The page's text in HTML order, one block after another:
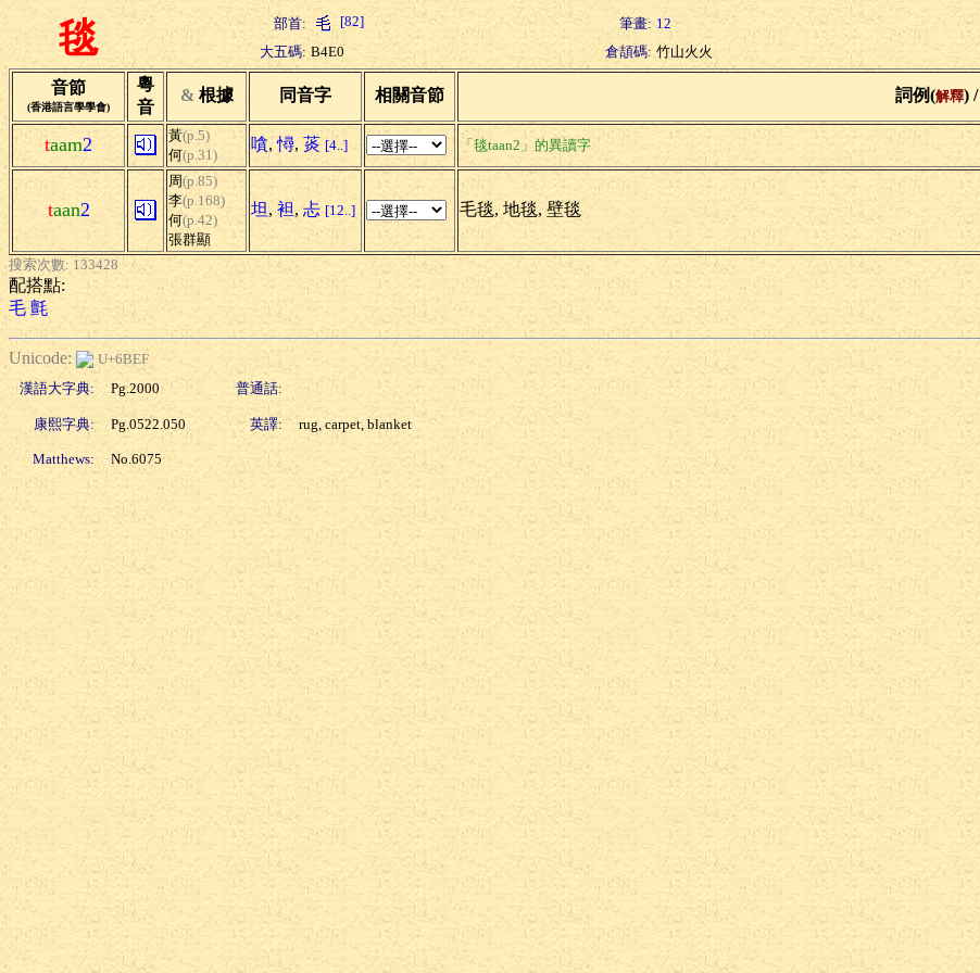
毯 部首: [82] 筆畫: 12
大五碼: B4E0 倉頡碼: 竹山火火
音節
(香港語言學學會)
粵
音
& 根據 同音字 相關音節 詞例(解釋) /
taam2 黃(p.5)
何(p.31)
嗿,憳, 菼 [4..] 「毯taan2」的異讀字
taan2
周(p.85)
李(p.168)
何(p.42)
張群顯
坦, 袒, 忐 [12..] 毛毯, 地毯, 壁毯
搜索次數: 133428
配搭點:
毛 氈
Unicode:
U+6BEF
漢語大字典:
Pg.2000 普通話:
康熙字典: Pg.0522.050 英譯: rug, carpet, blanket
Matthews: No.6075